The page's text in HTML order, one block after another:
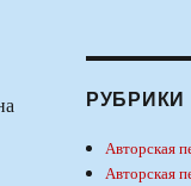
РУБРИКИ
Авторская
Авторская